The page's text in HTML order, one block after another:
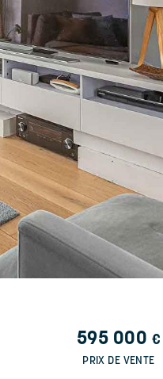
595 000 €
PRIX DE VENTE